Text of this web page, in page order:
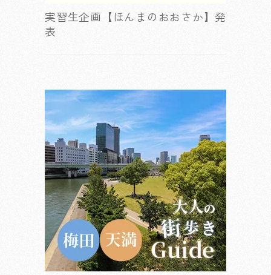
実習生企画【ほんまのおおさか】発
表